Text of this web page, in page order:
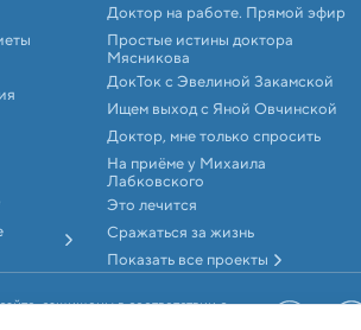
Доктор на работе. Прямой эфир
Простые истины доктора
Мясникова
ДокТок с Эвелиной Закамской
Ищем выход с Яной Овчинской
Доктор, мне только спросить
На приёме у Михаила
Лабковского
Это лечится
Сражаться за жизнь
Показать все проекты
защищены в соответствии с